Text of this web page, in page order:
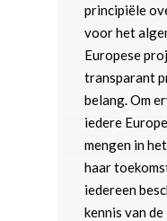
principiële
voor het
Europese
transparant
belang. Om
iedere
mengen in
haar
iedereen
kennis van